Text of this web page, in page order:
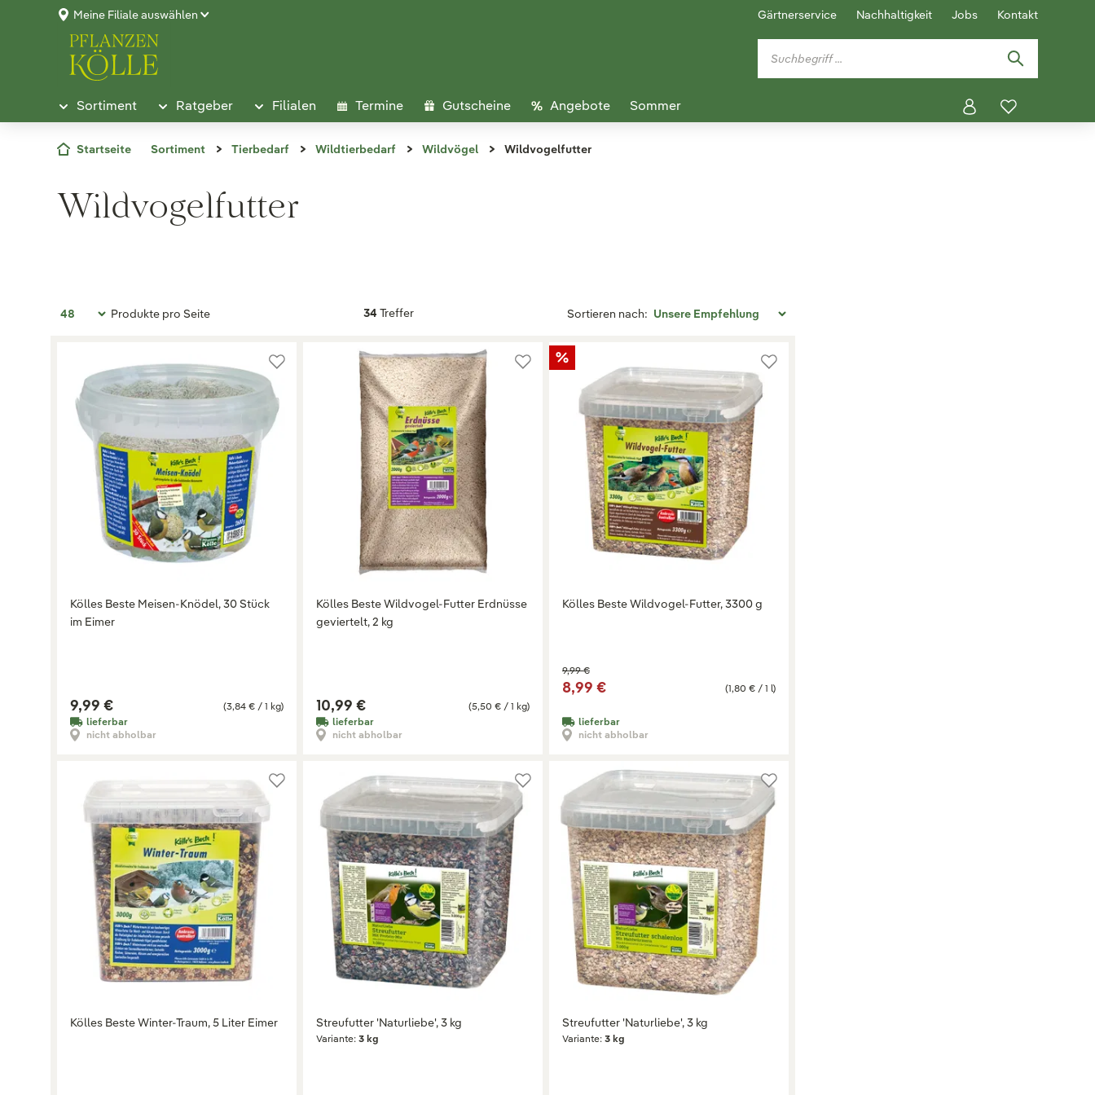
Meine Filiale auswählen Gärtnerservice Nachhaltigkeit Jobs Kontakt
Sortiment Ratgeber Filialen Termine Gutscheine Angebote Sommer
Startseite Sortiment Tierbedarf Wildtierbedarf Wildvögel Wildvogelfutter
Wildvogelfutter
Produkte pro Seite 34 Treffer Sortieren nach:
Kölles Beste Meisen-Knödel, 30 Stück
im Eimer
(3,84 € / 1 kg)
9,99 €
lieferbar
nicht abholbar
Kölles Beste Wildvogel-Futter Erdnüsse
geviertelt, 2 kg
(5,50 € / 1 kg)
10,99 €
lieferbar
nicht abholbar
Kölles Beste Wildvogel-Futter, 3300 g
(1,80 € / 1 l)
9,99 €
8,99 €
lieferbar
nicht abholbar
Kölles Beste Winter-Traum, 5 Liter Eimer Streufutter 'Naturliebe', 3 kg
Variante: 3 kg
Streufutter 'Naturliebe', 3 kg
Variante: 3 kg